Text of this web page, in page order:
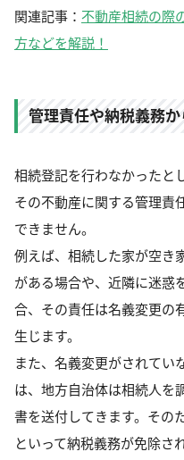
関連記事： 不動産相続の際
方などを解説！
管理責任や納税義務
相続登記を行わなかったと
その不動産に関する管理責
できません。
例えば、相続した家が空き
がある場合や、近隣に迷惑
合、その責任は名義変更の
生じます。
また、名義変更がされてい
は、地方自治体は相続人を
書を送付してきます。その
といって納税義務が免除さ